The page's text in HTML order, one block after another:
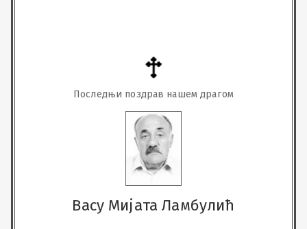
Последњи поздрав нашем драгом
Васу Мијата Ламбулић